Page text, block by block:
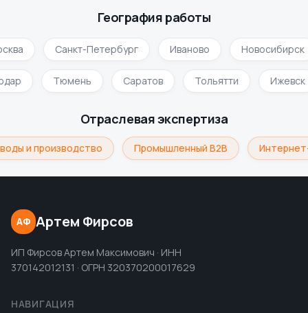
География работы
Санкт-Петербург Иваново Новосибирск
Тюмень Саратов Тольятти Ижевск
Отраслевая экспертиза
и производство Промышленный B2B
АФ Артем Фирсов
ИП Фирсов Артем Максимович · ИНН
370142012131 · ОГРН 320370200017629
НАВИГАЦИЯ